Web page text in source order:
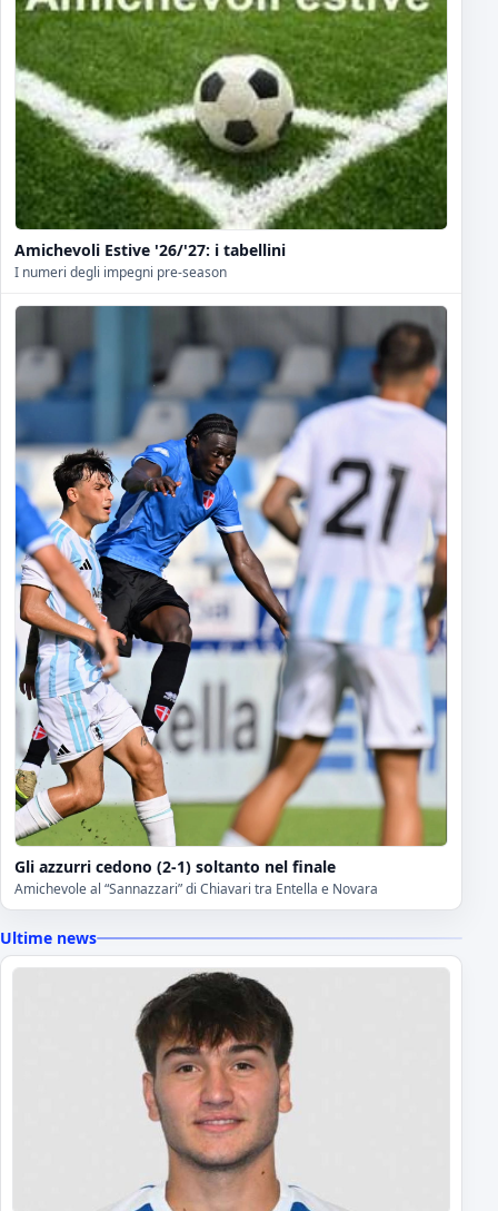
Amichevoli Estive '26/'27: i tabellini
I numeri degli impegni pre-season
Gli azzurri cedono (2-1) soltanto nel finale
Amichevole al “Sannazzari” di Chiavari tra Entella e Novara
Ultime news